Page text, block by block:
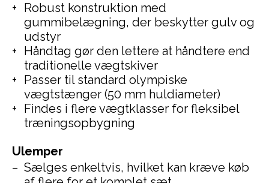
Robust konstruktion med
gummibelægning, der beskytter gulv og
udstyr
Håndtag gør den lettere at håndtere end
traditionelle vægtskiver
Passer til standard olympiske
vægtstænger (50 mm huldiameter)
Findes i flere vægtklasser for fleksibel
træningsopbygning
Ulemper
Sælges enkeltvis, hvilket kan kræve køb